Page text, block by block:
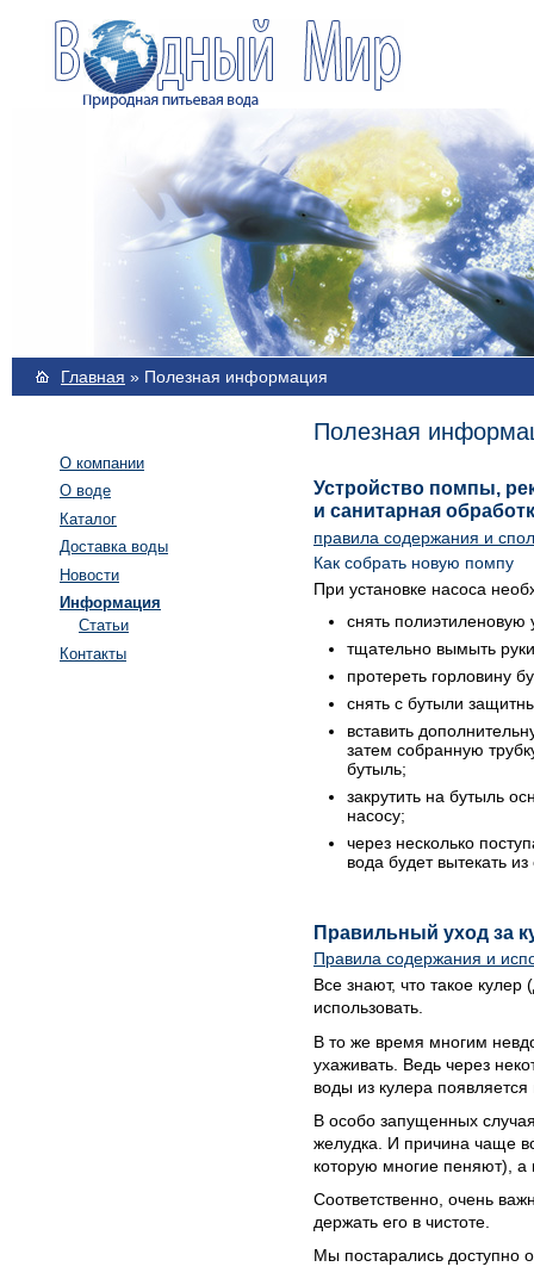
Главная » Полезная информация
О компании
О воде
Каталог
Доставка воды
Новости
Информация
Статьи
Контакты
Полезная
Устройство помпы,
и санитарная
правила содержания и
Как собрать новую помпу
При установке насоса
снять полиэтиленовую
тщательно вымыть
протереть горловину
снять с бутыли
вставить
затем собранную
бутыль;
закрутить на бутыль
насосу;
через несколько
вода будет вытекать
Правильный уход за
Правила содержания и
Все знают, что такое
использовать.
В то же время многим
ухаживать. Ведь через
воды из кулера
В особо запущенных
желудка. И причина чаще
которую многие пеняют), а
Соответственно, очень
держать его в чистоте.
Мы постарались доступно